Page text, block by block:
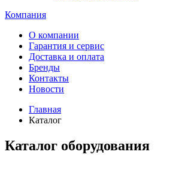
Компания
О компании
Гарантия и сервис
Доставка и оплата
Бренды
Контакты
Новости
Главная
Каталог
Каталог оборудования